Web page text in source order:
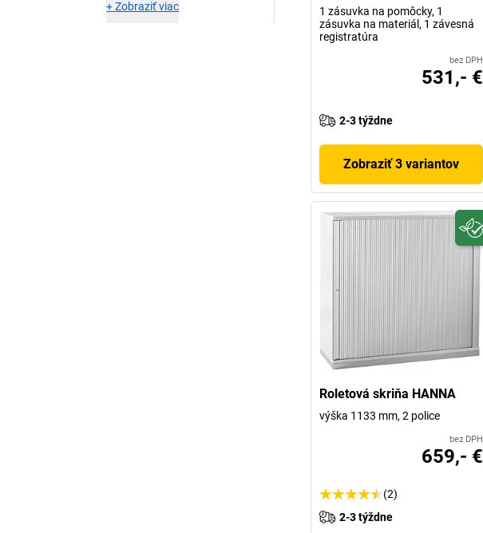
+Zobraziť viac
1 zásuvka na pomôcky, 1
zásuvka na materiál, 1 závesná
registratúra
bez DPH
531,- €
2-3 týždne
Zobraziť 3 variantov
Roletová skriňa HANNA
výška 1133 mm, 2 police
bez DPH
659,- €
(2)
2-3 týždne